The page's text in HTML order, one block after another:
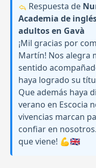
Respuesta de
Academia de
adultos en Gavà
¡Mil gracias por
Martín! Nos alegra
sentido
haya logrado su
Que además haya
verano en Escocia
vivencias marcan
confiar en
que viene! 💪🇬🇧